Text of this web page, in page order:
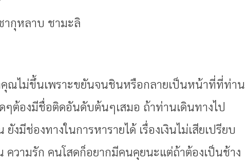
ากุหลาบ ชามะลิ
ณไม่ขึ้นเพราะขยันจนชินหรือกลายเป็นหน้าที่ที่ท่าน
ๆต้องมีชื่อติดอันดับต้นๆเสมอ ถ้าท่านเดินทางไป
งมีช่องทางในการหารายได้ เรื่องเงินไม่เสียเปรียบ
วามรัก คนโสดก็อยากมีคนคุยนะแต่ถ้าต้องเป็นช้าง